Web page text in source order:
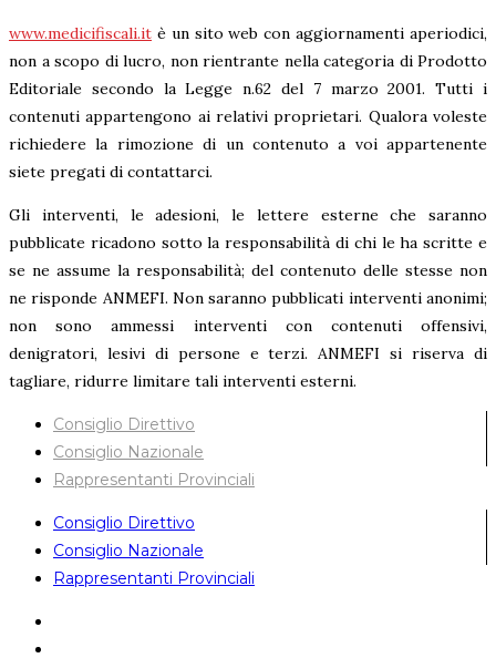
www.medicifiscali.it è un sito web con aggiornamenti aperiodici,
non a scopo di lucro, non rientrante nella categoria di Prodotto
Editoriale secondo la Legge n.62 del 7 marzo 2001. Tutti i
contenuti appartengono ai relativi proprietari. Qualora voleste
richiedere la rimozione di un contenuto a voi appartenente
siete pregati di contattarci.
Gli interventi, le adesioni, le lettere esterne che saranno
pubblicate ricadono sotto la responsabilità di chi le ha scritte e
se ne assume la responsabilità; del contenuto delle stesse non
ne risponde ANMEFI. Non saranno pubblicati interventi anonimi;
non sono ammessi interventi con contenuti offensivi,
denigratori, lesivi di persone e terzi. ANMEFI si riserva di
tagliare, ridurre limitare tali interventi esterni.
Consiglio Direttivo
Consiglio Nazionale
Rappresentanti Provinciali
Consiglio Direttivo
Consiglio Nazionale
Rappresentanti Provinciali